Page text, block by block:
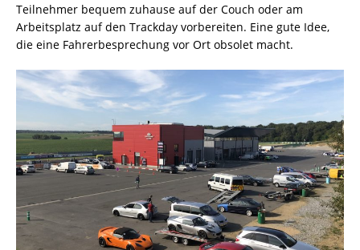
Teilnehmer bequem zuhause auf der Couch oder am
Arbeitsplatz auf den Trackday vorbereiten. Eine gute Idee,
die eine Fahrerbesprechung vor Ort obsolet macht.